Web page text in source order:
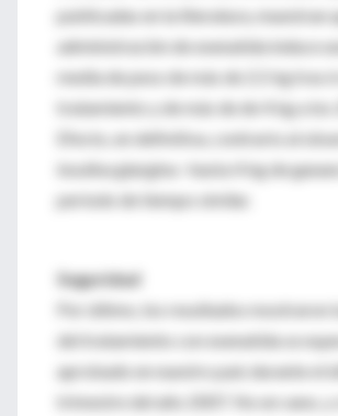
publicadas en la literatura, muestran
administración de exenatida induce
media de peso de más de 2,5 kg tras
tratamiento y de más de de 4 kg a los
Efecto, en definitiva, contrario al
insulina glargina –hasta 4 kg de
período de tiempo similar.
Seguridad
Por último, los resultados mostraron
del tratamiento con exenatida se
aprobado en nuestro país durante el
trimestre del año 2007. No en vano, y